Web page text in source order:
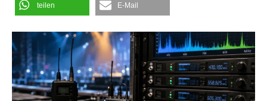
teilen E-Mail